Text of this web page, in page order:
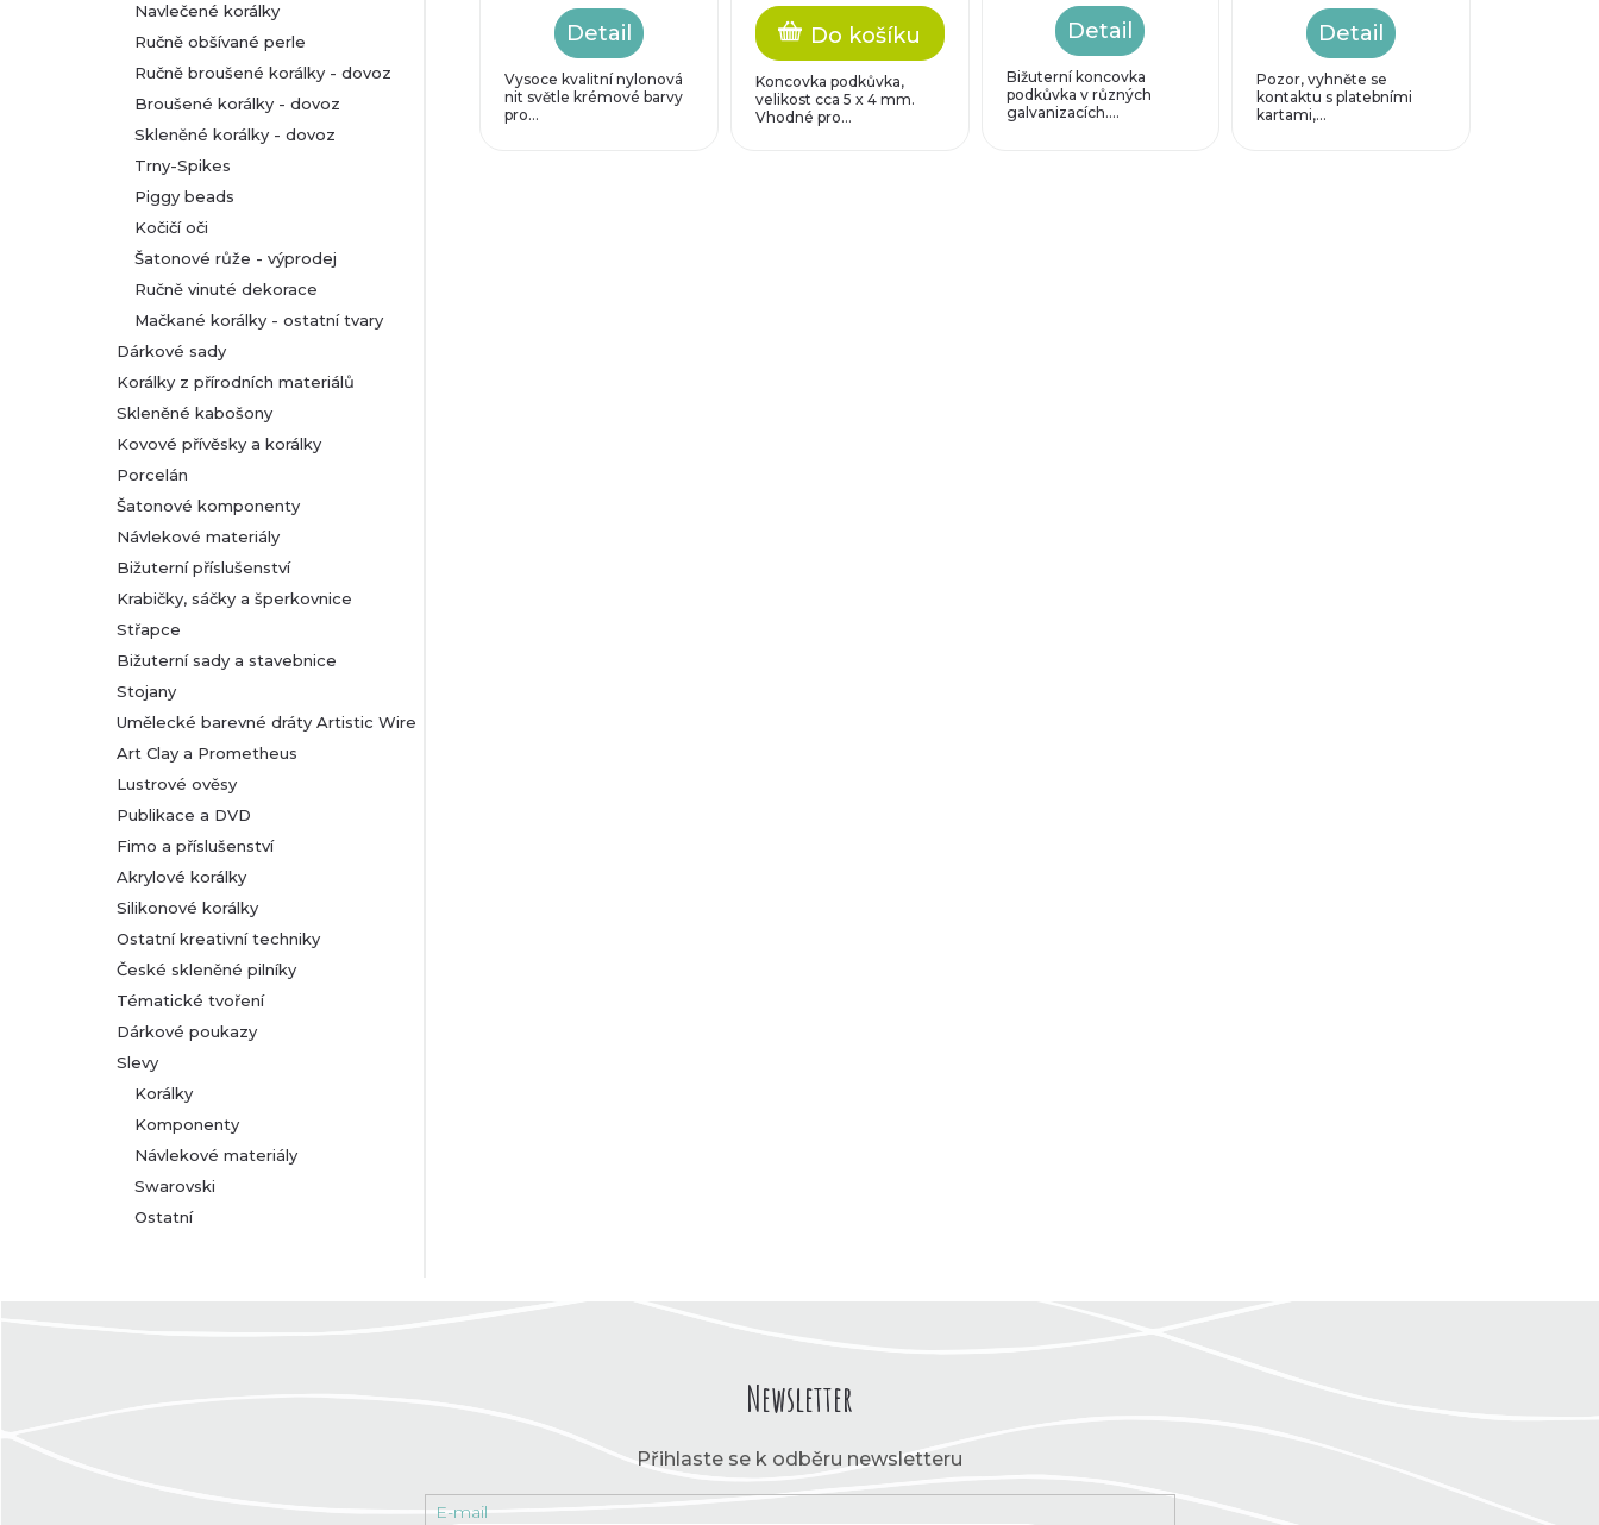
Navlečené korálky
Ručně obšívané perle
Ručně broušené korálky - dovoz
Broušené korálky - dovoz
Skleněné korálky - dovoz
Trny-Spikes
Piggy beads
Kočičí oči
Šatonové růže - výprodej
Ručně vinuté dekorace
Mačkané korálky - ostatní tvary
Dárkové sady
Korálky z přírodních materiálů
Skleněné kabošony
Kovové přívěsky a korálky
Porcelán
Šatonové komponenty
Návlekové materiály
Bižuterní příslušenství
Krabičky, sáčky a šperkovnice
Střapce
Bižuterní sady a stavebnice
Stojany
Umělecké barevné dráty Artistic Wire
Art Clay a Prometheus
Lustrové ověsy
Publikace a DVD
Fimo a příslušenství
Akrylové korálky
Silikonové korálky
Ostatní kreativní techniky
České skleněné pilníky
Tématické tvoření
Dárkové poukazy
Slevy
Korálky
Komponenty
Návlekové materiály
Swarovski
Ostatní
Detail
Vysoce kvalitní nylonová
nit světle krémové barvy
pro...
Do košíku
Koncovka podkůvka,
velikost cca 5 x 4 mm.
Vhodné pro...
Detail
Bižuterní koncovka
podkůvka v různých
galvanizacích....
Detail
Pozor, vyhněte se
kontaktu s platebními
kartami,...
Newsletter
Přihlaste se k odběru newsletteru
E-mail